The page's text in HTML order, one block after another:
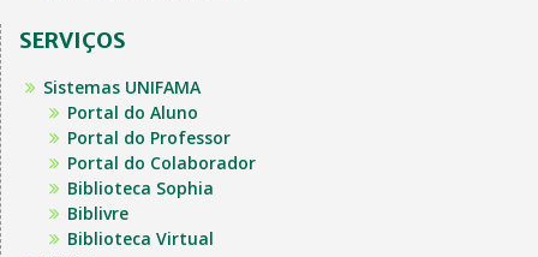
SERVIÇOS
Sistemas UNIFAMA
Portal do Aluno
Portal do Professor
Portal do Colaborador
Biblioteca Sophia
Biblivre
Biblioteca Virtual